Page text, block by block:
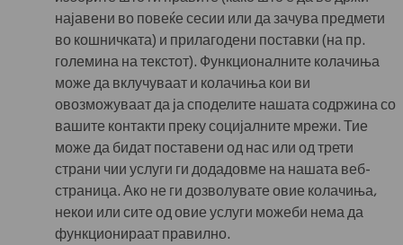
најавени во повеќе сесии или да зачува предмети
во кошничката) и прилагодени поставки (на пр.
големина на текстот). Функционалните колачиња
може да вклучуваат и колачиња кои ви
овозможуваат да ја споделите нашата содржина со
вашите контакти преку социјалните мрежи. Тие
може да бидат поставени од нас или од трети
страни чии услуги ги додадовме на нашата веб-
страница. Ако не ги дозволувате овие колачиња,
некои или сите од овие услуги можеби нема да
функционираат правилно.